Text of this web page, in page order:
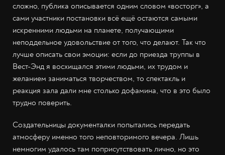
сложно, публика описывается одним словом «восторг», а
сами участники постановки всё ещё остаются самыми
искренними людьми на планете, получающими
неподдельное удовольствие от того, что делают. Так что
лучше описать свои эмоции: если до приезда труппы в
Вест-Энд я восхищался этими людьми, их трудом и
желанием заниматься творчеством, то спектакль и
реакция зала дали мне столько дофамина, что в это было
трудно поверить.
Создательницы документалки попытались передать
атмосферу именно того неповторимого вечера. Лишь
немногим удалось там поприсутствовать лично, но это